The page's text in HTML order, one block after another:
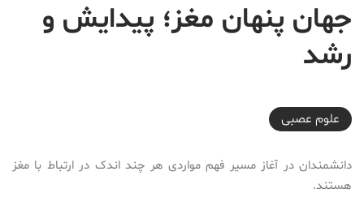
جهان پنهان مغز؛ پیدایش و
رشد
2017-10-05T20:14:12+03:30
علوم عصبی
دانشمندان در آغاز مسیر فهم مواردی هر چند اندک در ارتباط با مغز
هستند.